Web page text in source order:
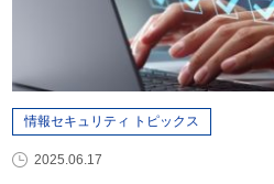
情報セキュリティ トピックス
2025.06.17